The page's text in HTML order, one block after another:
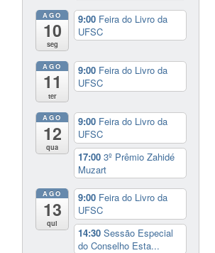
AGO
10
seg
9:00 Feira do Livro da
UFSC
AGO
11
ter
9:00 Feira do Livro da
UFSC
AGO
12
qua
9:00 Feira do Livro da
UFSC
17:003º Prêmio Zahidé
Muzart
AGO
13
qui
9:00 Feira do Livro da
UFSC
14:30Sessão Especial
do Conselho Esta...